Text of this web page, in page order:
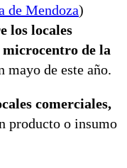
de Mendoza)
los locales
microcentro de la
mayo de este año.
comerciales,
producto o insumo